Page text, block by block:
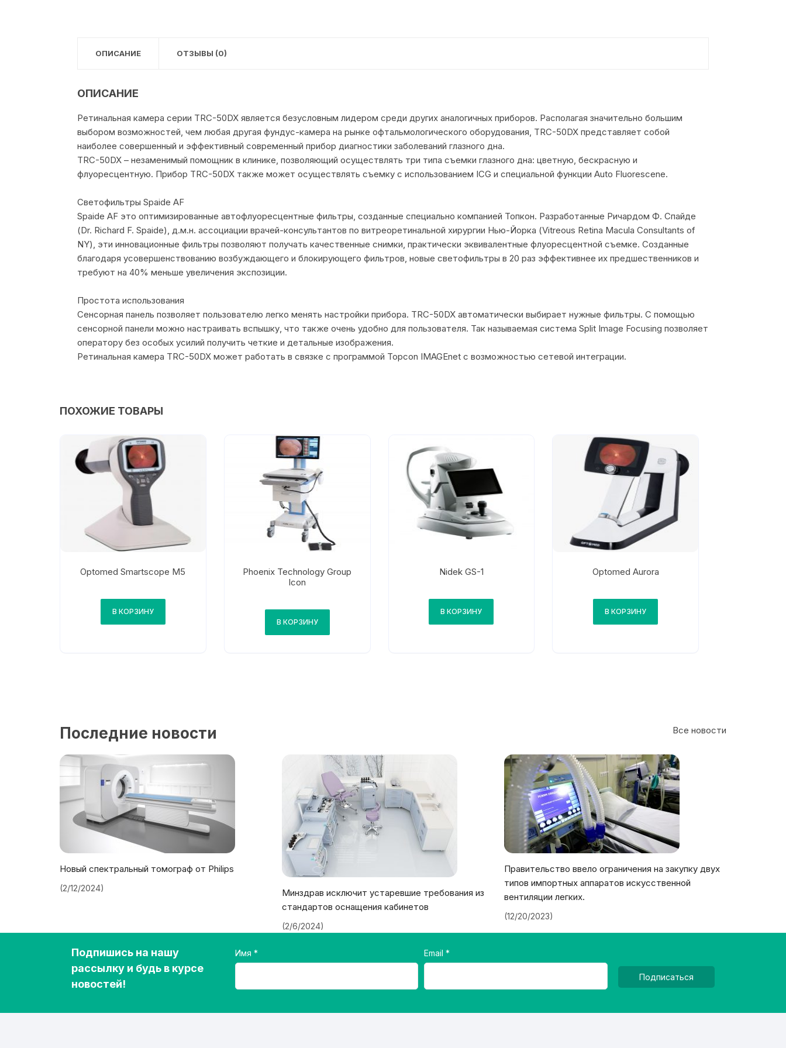
ОПИСАНИЕ ОТЗЫВЫ (0)
ОПИСАНИЕ
Ретинальная камера серии TRC-50DX является безусловным лидером среди других аналогичных приборов. Располагая значительно большим
выбором возможностей, чем любая другая фундус-камера на рынке офтальмологического оборудования, TRC-50DX представляет собой
наиболее совершенный и эффективный современный прибор диагностики заболеваний глазного дна.
TRC-50DX – незаменимый помощник в клинике, позволяющий осуществлять три типа съемки глазного дна: цветную, бескрасную и
флуоресцентную. Прибор TRC-50DX также может осуществлять съемку с использованием ICG и специальной функции Auto Fluorescene.
Светофильтры Spaide AF
Spaide AF это оптимизированные автофлуоресцентные фильтры, созданные специально компанией Топкон. Разработанные Ричардом Ф. Спайде
(Dr. Richard F. Spaide), д.м.н. ассоциации врачей-консультантов по витреоретинальной хирургии Нью-Йорка (Vitreous Retina Macula Consultants of
NY), эти инновационные фильтры позволяют получать качественные снимки, практически эквивалентные флуоресцентной съемке. Созданные
благодаря усовершенствованию возбуждающего и блокирующего фильтров, новые светофильтры в 20 раз эффективнее их предшественников и
требуют на 40% меньше увеличения экспозиции.
Простота использования
Сенсорная панель позволяет пользователю легко менять настройки прибора. TRC-50DX автоматически выбирает нужные фильтры. С помощью
сенсорной панели можно настраивать вспышку, что также очень удобно для пользователя. Так называемая система Split Image Focusing позволяет
оператору без особых усилий получить четкие и детальные изображения.
Ретинальная камера TRC-50DX может работать в связке с программой Topcon IMAGEnet с возможностью сетевой интеграции.
ПОХОЖИЕ ТОВАРЫ
Optomed Smartscope M5
В КОРЗИНУ
Phoenix Technology Group
Icon
В КОРЗИНУ
Nidek GS-1
В КОРЗИНУ
Optomed Aurora
В КОРЗИНУ
Все новости
Последние новости
Новый спектральный томограф от Philips
(2/12/2024)
Минздрав исключит устаревшие требования из
стандартов оснащения кабинетов
(2/6/2024)
Правительство ввело ограничения на закупку двух
типов импортных аппаратов искусственной
вентиляции легких.
(12/20/2023)
Подпишись на нашу
рассылку и будь в курсе
новостей!
Имя Email
Подписаться